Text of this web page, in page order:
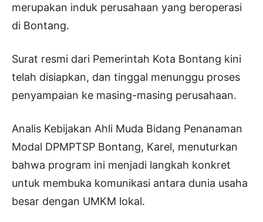
merupakan induk perusahaan yang beroperasi
di Bontang.
Surat resmi dari Pemerintah Kota Bontang kini
telah disiapkan, dan tinggal menunggu proses
penyampaian ke masing-masing perusahaan.
Analis Kebijakan Ahli Muda Bidang Penanaman
Modal DPMPTSP Bontang, Karel, menuturkan
bahwa program ini menjadi langkah konkret
untuk membuka komunikasi antara dunia usaha
besar dengan UMKM lokal.